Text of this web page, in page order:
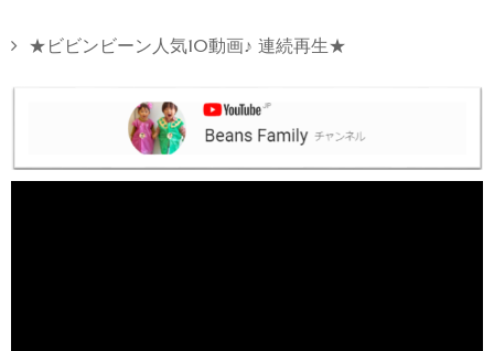
★ビビンビーン人気10動画♪ 連続再生★